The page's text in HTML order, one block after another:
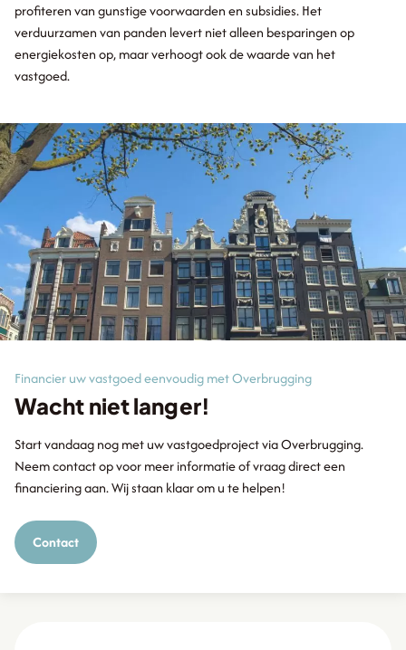
profiteren van gunstige voorwaarden en subsidies. Het
verduurzamen van panden levert niet alleen besparingen op
energiekosten op, maar verhoogt ook de waarde van het
vastgoed.
Financier uw vastgoed eenvoudig met Overbrugging
Wacht niet langer!
Start vandaag nog met uw vastgoedproject via Overbrugging.
Neem contact op voor meer informatie of vraag direct een
financiering aan. Wij staan klaar om u te helpen!
Contact